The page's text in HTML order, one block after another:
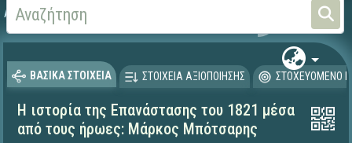
Αρχική
ΒΑΣΙΚΑ ΣΤΟΙΧΕΙΑ ΣΤΟΙΧΕΙΑ ΑΞΙΟΠΟΙΗΣΗΣ ΣΤΟΧΕΥΟΜΕΝΟ
Η ιστορία της Επανάστασης του 1821 μέσα
από τους ήρωες: Μάρκος Μπότσαρης